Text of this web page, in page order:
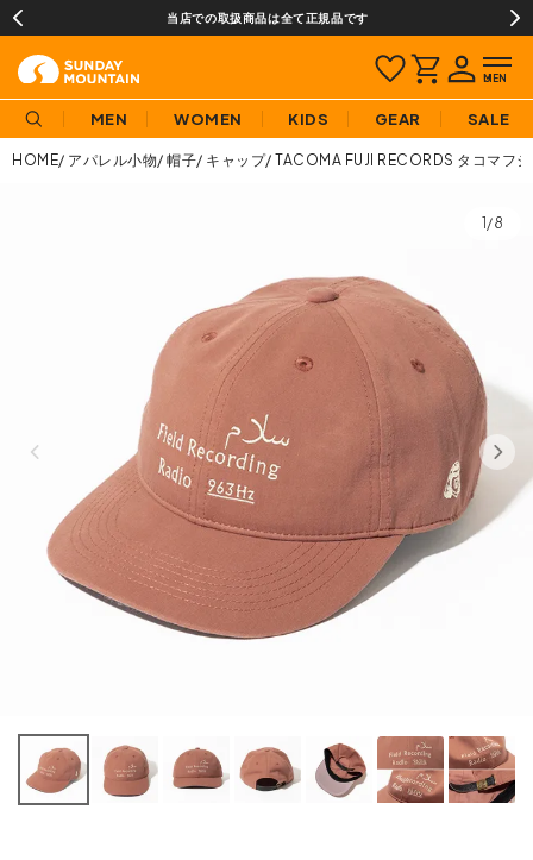
当店での取扱商品は全て正規品です
MEN WOMEN KIDS GEAR SALE
HOME アパレル小物 帽子 キャップ TACOMA FUJI RECORDS タコマフ
1/8